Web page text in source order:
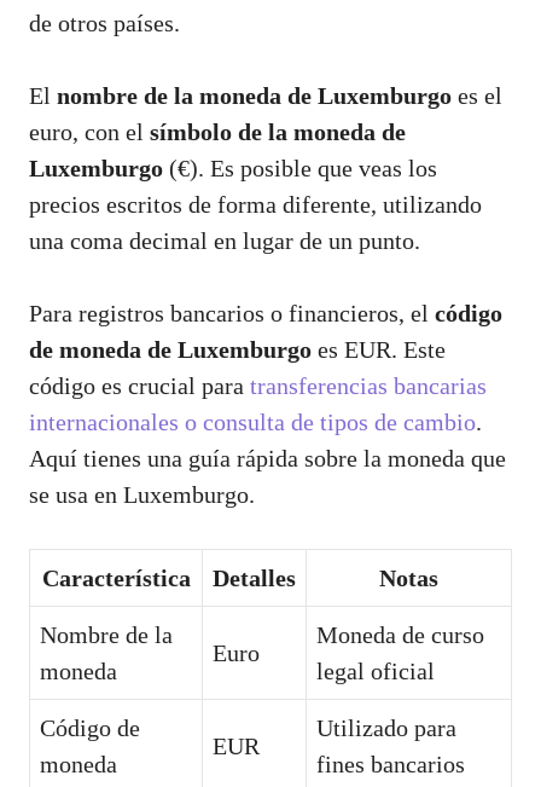
de otros países.
El nombre de la moneda de Luxemburgo es el
euro, con el símbolo de la moneda de
Luxemburgo (€). Es posible que veas los
precios escritos de forma diferente, utilizando
una coma decimal en lugar de un punto.
Para registros bancarios o financieros, el código
de moneda de Luxemburgo es EUR. Este
código es crucial para transferencias bancarias
internacionales o consulta de tipos de cambio.
Aquí tienes una guía rápida sobre la moneda que
se usa en Luxemburgo.
Característica Detalles Notas
Nombre de la
moneda
Euro
Moneda de curso
legal oficial
Código de
moneda
EUR
Utilizado para
fines bancarios